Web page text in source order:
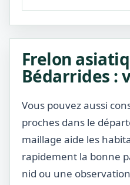
Frelon
Bédarrides :
Vous pouvez aussi
proches dans le
maillage aide les
rapidement la bonne
nid ou une